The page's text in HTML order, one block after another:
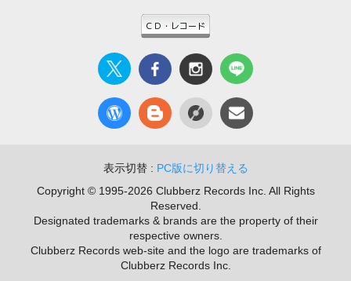
表示切替 : PC版に切り替える
Copyright © 1995-2026 Clubberz Records Inc. All Rights
Reserved.
Designated trademarks & brands are the property of their
respective owners.
Clubberz Records web-site and the logo are trademarks of
Clubberz Records Inc.